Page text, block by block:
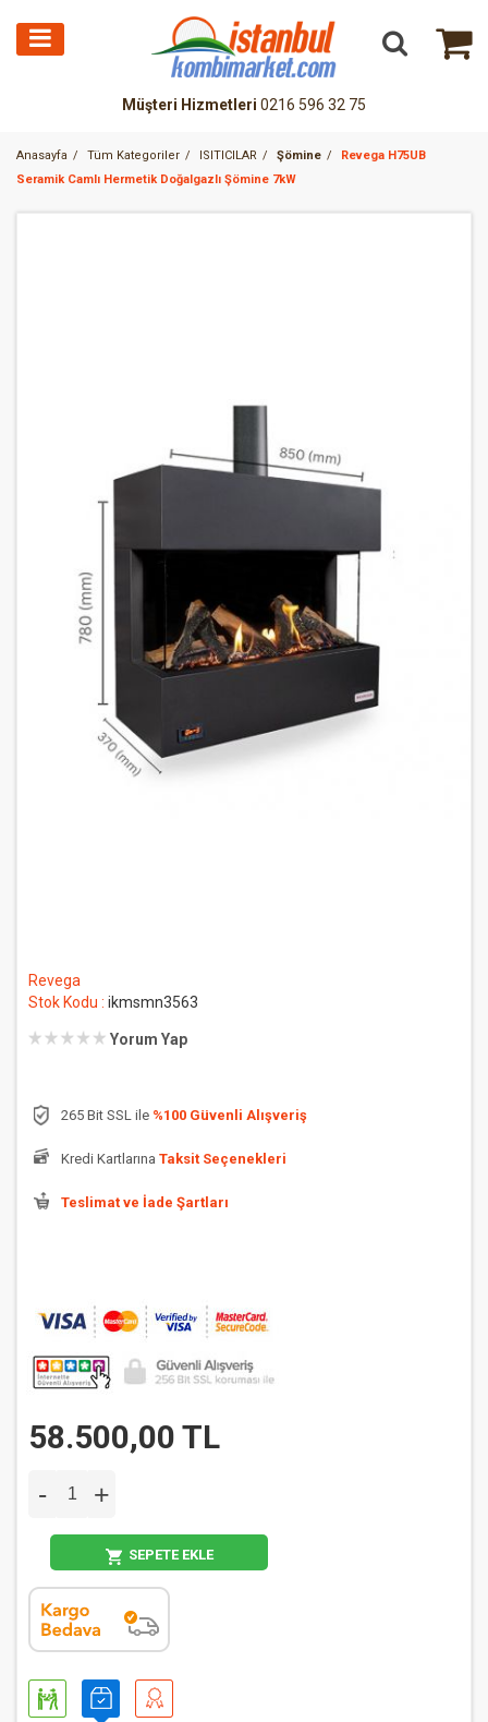
Müşteri Hizmetleri 0216 596 32 75
Anasayfa Tüm Kategoriler ISITICILAR Şömine
Revega H75UB
Seramik Camlı Hermetik Doğalgazlı Şömine 7kW
Revega
Stok Kodu : ikmsmn3563
Yorum Yap
265 Bit SSL ile %100 Güvenli Alışveriş
Kredi Kartlarına Taksit Seçenekleri
Teslimat ve İade Şartları
58.500,00 TL
- +
SEPETE EKLE